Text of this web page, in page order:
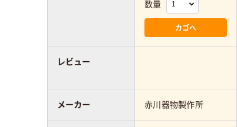
数量
カゴへ
赤川器物製作所
レビュー
メーカー